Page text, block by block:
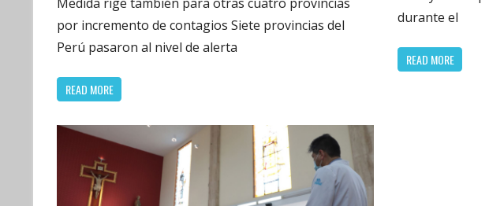
por incremento de contagios Siete provincias del
Perú pasaron al nivel de alerta
READ MORE
durante el
READ MORE